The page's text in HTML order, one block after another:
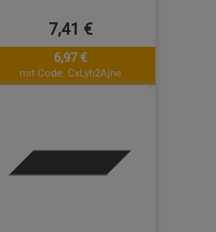
7,41 €
6,97 €
mit Code: CxLyh2Ajne